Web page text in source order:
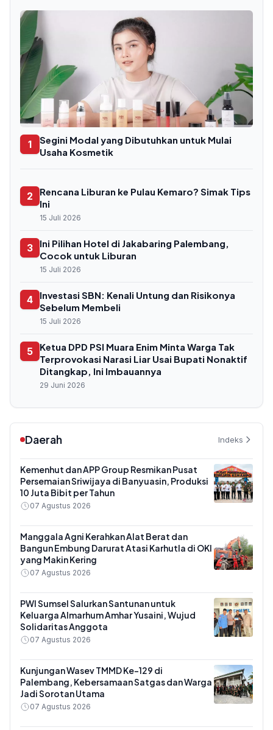
1
Segini Modal yang Dibutuhkan untuk Mulai
Usaha Kosmetik
2
Rencana Liburan ke Pulau Kemaro? Simak Tips
Ini
15 Juli 2026
3
Ini Pilihan Hotel di Jakabaring Palembang,
Cocok untuk Liburan
15 Juli 2026
4
Investasi SBN: Kenali Untung dan Risikonya
Sebelum Membeli
15 Juli 2026
5
Ketua DPD PSI Muara Enim Minta Warga Tak
Terprovokasi Narasi Liar Usai Bupati Nonaktif
Ditangkap, Ini Imbauannya
29 Juni 2026
Daerah Indeks
Kemenhut dan APP Group Resmikan Pusat
Persemaian Sriwijaya di Banyuasin, Produksi
10 Juta Bibit per Tahun
07 Agustus 2026
Manggala Agni Kerahkan Alat Berat dan
Bangun Embung Darurat Atasi Karhutla di OKI
yang Makin Kering
07 Agustus 2026
PWI Sumsel Salurkan Santunan untuk
Keluarga Almarhum Amhar Yusaini, Wujud
Solidaritas Anggota
07 Agustus 2026
Kunjungan Wasev TMMD Ke-129 di
Palembang, Kebersamaan Satgas dan Warga
Jadi Sorotan Utama
07 Agustus 2026